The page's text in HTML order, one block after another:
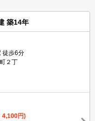
築14年
徒歩6分
２丁
4,100円)